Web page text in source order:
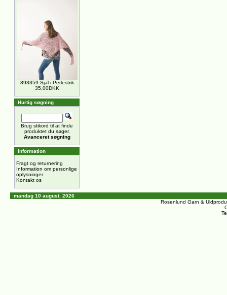
893359 Sjal i Perlestrik
35,00DKK
Hurtig søgning
Brug stikord til at finde
produktet du søger.
Avanceret søgning
Information
Fragt og returnering
Information om personlige
oplysninger
Kontakt os
mandag 10 august, 2026
Rosenlund Garn &